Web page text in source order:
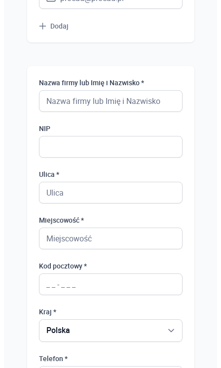
Dodaj
Nazwa firmy lub Imię i Nazwisko *
NIP
Ulica *
Miejscowość *
Kod pocztowy *
Kraj *
Polska
Telefon *
Polska